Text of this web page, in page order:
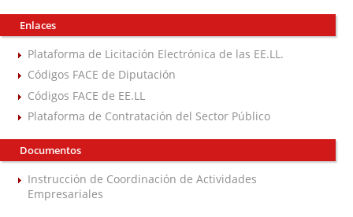
Enlaces
Plataforma de Licitación Electrónica de las EE.LL.
Códigos FACE de Diputación
Códigos FACE de EE.LL
Plataforma de Contratación del Sector Público
Documentos
Instrucción de Coordinación de Actividades
Empresariales